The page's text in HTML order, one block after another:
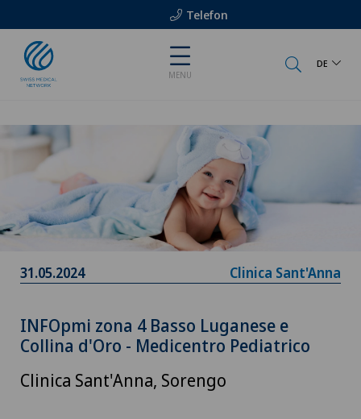
Telefon
MENU
DE
31.05.2024 Clinica Sant'Anna
INFOpmi zona 4 Basso Luganese e
Collina d'Oro - Medicentro Pediatrico
Clinica Sant'Anna, Sorengo